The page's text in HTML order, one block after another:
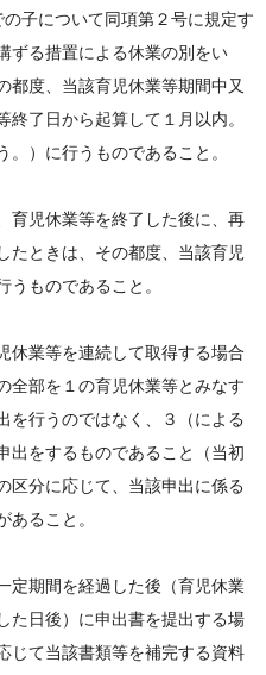
子について同項第２号に規定す
ずる措置による休業の別をい
都度、当該育児休業等期間中又
了日から起算して１月以内。
）に行うものであること。
育児休業等を終了した後に、再
たときは、その都度、当該育児
ものであること。
休業等を連続して取得する場合
全部を１の育児休業等とみなす
を行うのではなく、３（による
出をするものであること（当初
区分に応じて、当該申出に係る
あること。
定期間を経過した後（育児休業
た日後）に申出書を提出する場
じて当該書類等を補完する資料